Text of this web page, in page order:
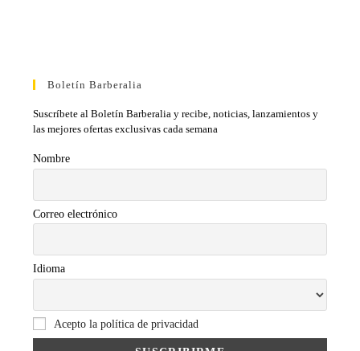
Boletín Barberalia
Suscríbete al Boletín Barberalia y recibe, noticias, lanzamientos y
las mejores ofertas exclusivas cada semana
Nombre
Correo electrónico
Idioma
Acepto la política de privacidad